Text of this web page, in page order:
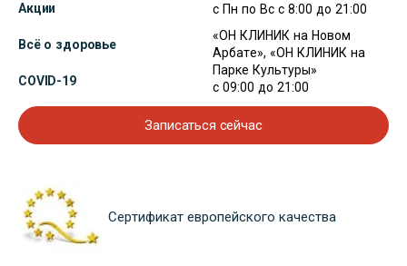
Акции
Всё о здоровье
COVID-19
с Пн по Вс с 8:00 до 21:00
«ОН КЛИНИК на Новом
Арбате», «ОН КЛИНИК на
Парке Культуры»
с 09:00 до 21:00
Записаться сейчас
Сертификат европейского качества